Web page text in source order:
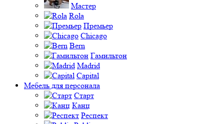
Мастер
Rola
Премьер
Chicago
Bern
Гамильтон
Madrid
Capital
Мебель для персонала
Старт
Канц
Респект